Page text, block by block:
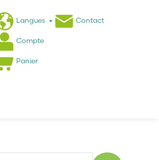
Langues Contact
Compte
Panier